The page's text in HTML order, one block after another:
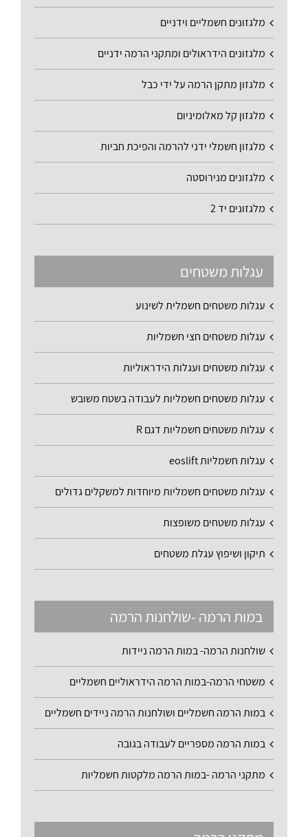
מלגזונים חשמליים וידניים
מלגזונים הידראולים ומתקני הרמה ידניים
מלגזון מתקן הרמה על ידי כבל
מלגזון קל מאלומיניום
מלגזון חשמלי ידני להרמה והפיכת חביות
מלגזונים מנירוסטה
מלגזונים יד 2
עגלות משטחים
עגלות משטחים חשמלית לשינוע
עגלות משטחים חצי חשמליות
עגלות משטחים ועגלות הידראוליות
עגלות משטחים חשמליות לעבודה בשטח משובש
עגלות משטחים חשמליות דגם R
עגלות חשמליות eoslift
עגלות משטחים חשמליות מיוחדות למשקלים גדולים
עגלות משטחים משופצות
תיקון ושיפוץ עגלת משטחים
במות הרמה -שולחנות הרמה
שולחנות הרמה- במות הרמה ניידות
משטחי הרמה-במות הרמה הידראוליים חשמליים
במות הרמה חשמליים ושולחנות הרמה ניידים חשמליים
במות הרמה מספריים לעבודה בגובה
מתקני הרמה -במות הרמה מלקטות חשמליות